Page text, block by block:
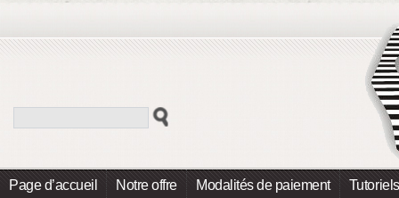
Page d’accueil Notre offre Modalités de paiement Tutoriels